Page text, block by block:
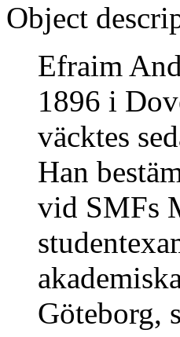
Object
Efraim
1896 i
väcktes
Han
vid SMFs
Göteborg,